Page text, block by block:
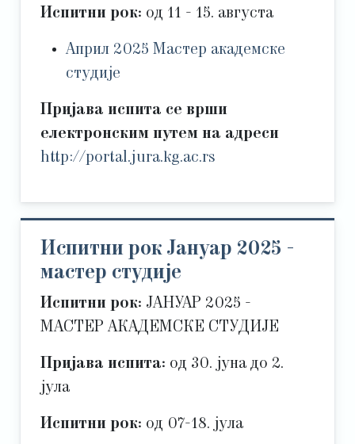
Испитни рок: од 11 - 15. августа
Април 2025 Мастер академске
студије
Пријава испита се врши
електронским путем на адреси
http://portal.jura.kg.ac.rs
Испитни рок Јануар 2025 -
мастер студије
Испитни рок: ЈАНУАР 2025 -
МАСТЕР АКАДЕМСКЕ СТУДИЈЕ
Пријава испита: од 30. јуна до 2.
јула
Испитни рок: од 07-18. јула